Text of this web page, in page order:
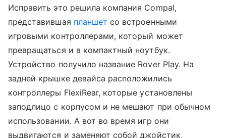
Исправить это решила компания Compal,
представившая планшет со встроенными
игровыми контроллерами, который может
превращаться и в компактный ноутбук.
Устройство получило название Rover Play. На
задней крышке девайса расположились
контроллеры FlexiRear, которые установлены
заподлицо с корпусом и не мешают при обычном
использовании. А вот во время игр они
выдвигаются и заменяют собой джойстик,